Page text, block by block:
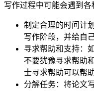
写作过程中可能会遇到各
制定合理的时间计
写作阶段，并给自
寻求帮助和支持：
不要犹豫寻求帮助
士寻求帮助可以帮
分解任务：将论文